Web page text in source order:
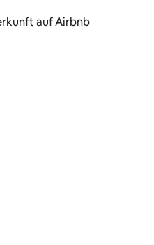
auf Airbnb